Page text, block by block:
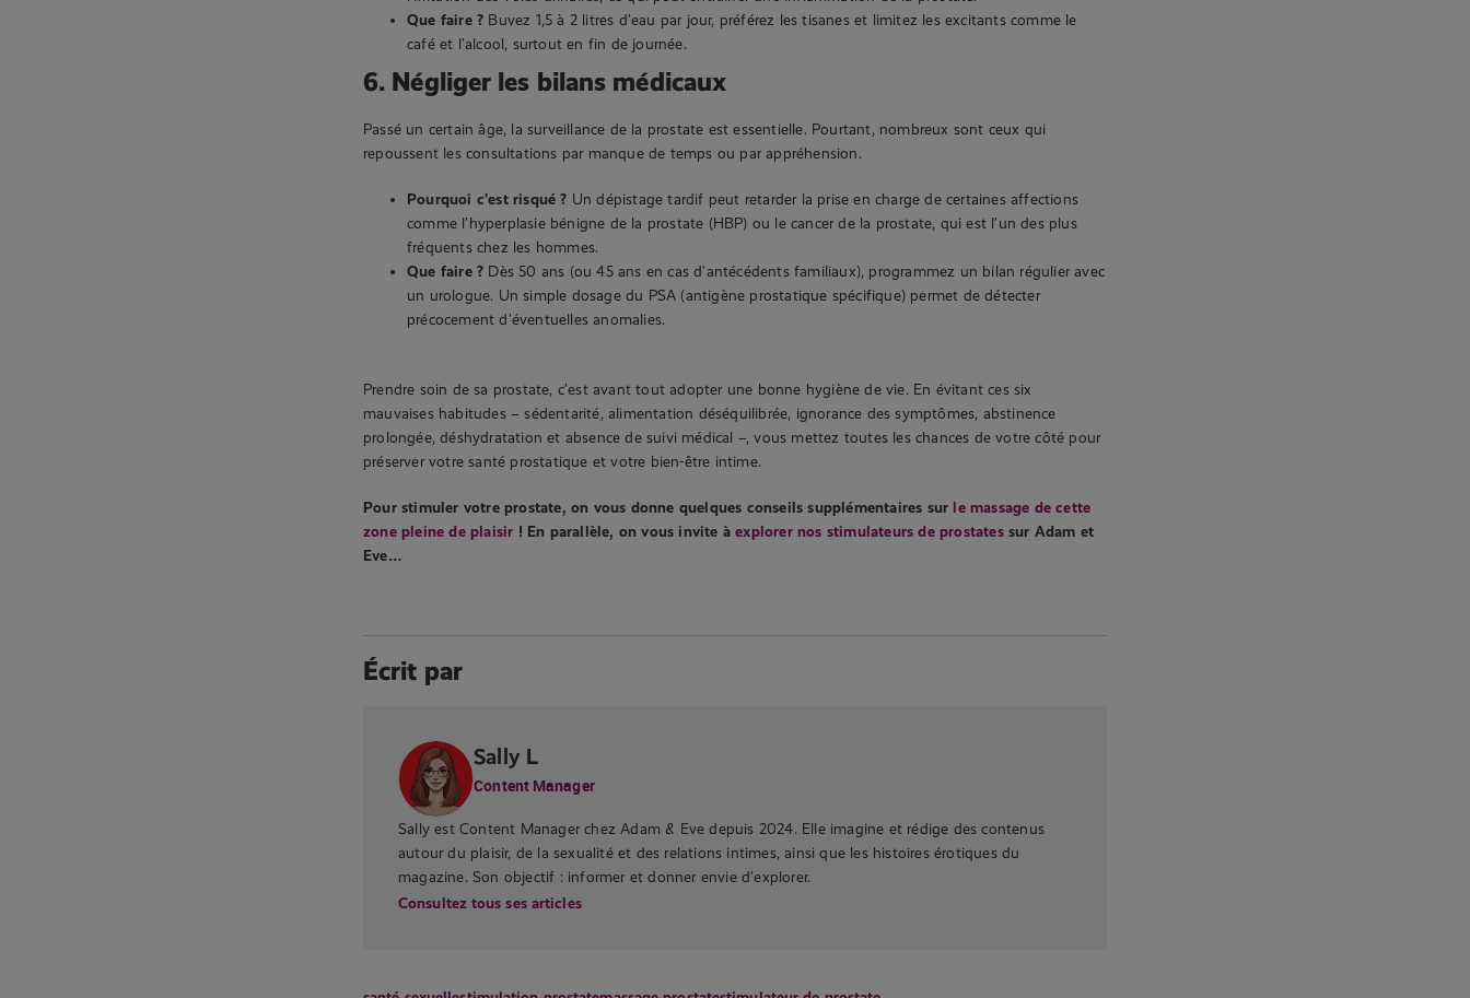
Que faire ? Buvez 1,5 à 2 litres d’eau par jour, préférez les tisanes et limitez les excitants comme le
café et l’alcool, surtout en fin de journée.
6. Négliger les bilans médicaux
Passé un certain âge, la surveillance de la prostate est essentielle. Pourtant, nombreux sont ceux qui
repoussent les consultations par manque de temps ou par appréhension.
Pourquoi c’est risqué ? Un dépistage tardif peut retarder la prise en charge de certaines affections
comme l’hyperplasie bénigne de la prostate (HBP) ou le cancer de la prostate, qui est l’un des plus
fréquents chez les hommes.
Que faire ? Dès 50 ans (ou 45 ans en cas d’antécédents familiaux), programmez un bilan régulier avec
un urologue. Un simple dosage du PSA (antigène prostatique spécifique) permet de détecter
précocement d’éventuelles anomalies.
Prendre soin de sa prostate, c’est avant tout adopter une bonne hygiène de vie. En évitant ces six
mauvaises habitudes – sédentarité, alimentation déséquilibrée, ignorance des symptômes, abstinence
prolongée, déshydratation et absence de suivi médical –, vous mettez toutes les chances de votre côté pour
préserver votre santé prostatique et votre bien-être intime.
Pour stimuler votre prostate, on vous donne quelques conseils supplémentaires sur le massage de cette
zone pleine de plaisir ! En parallèle, on vous invite àexplorer nos stimulateurs de prostatessur Adam et
Eve…
Écrit par
Sally L
Content Manager
Sally est Content Manager chez Adam & Eve depuis 2024. Elle imagine et rédige des contenus
autour du plaisir, de la sexualité et des relations intimes, ainsi que les histoires érotiques du
magazine. Son objectif : informer et donner envie d’explorer.
Consultez tous ses articles